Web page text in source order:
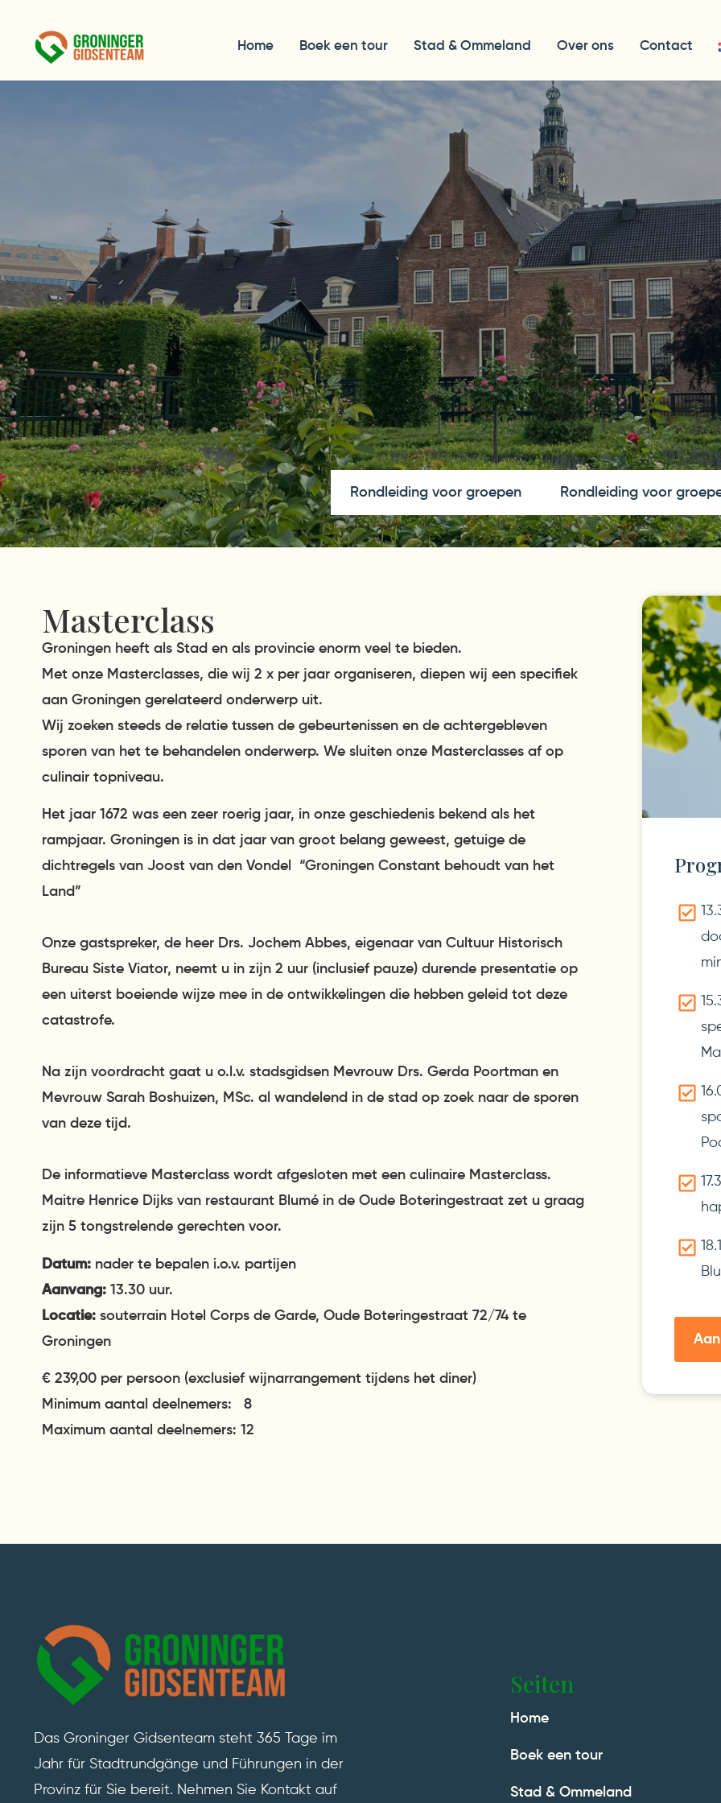
Home Boek een tour Stad & Ommeland Over ons Contact
Rondleiding voor groepen Rondleiding voor
Masterclass
Groningen heeft als Stad en als provincie enorm veel te bieden.
Met onze Masterclasses, die wij 2 x per jaar organiseren, diepen wij een specifiek
aan Groningen gerelateerd onderwerp uit.
Wij zoeken steeds de relatie tussen de gebeurtenissen en de achtergebleven
sporen van het te behandelen onderwerp. We sluiten onze Masterclasses af op
culinair topniveau.
Het jaar 1672 was een zeer roerig jaar, in onze geschiedenis bekend als het
rampjaar. Groningen is in dat jaar van groot belang geweest, getuige de
dichtregels van Joost van den Vondel “Groningen Constant behoudt van het
Land”
Onze gastspreker, de heer Drs. Jochem Abbes, eigenaar van Cultuur Historisch
Bureau Siste Viator, neemt u in zijn 2 uur (inclusief pauze) durende presentatie op
een uiterst boeiende wijze mee in de ontwikkelingen die hebben geleid tot deze
catastrofe.
Na zijn voordracht gaat u o.l.v. stadsgidsen Mevrouw Drs. Gerda Poortman en
Mevrouw Sarah Boshuizen, MSc. al wandelend in de stad op zoek naar de sporen
van deze tijd.
De informatieve Masterclass wordt afgesloten met een culinaire Masterclass.
Maitre Henrice Dijks van restaurant Blumé in de Oude Boteringestraat zet u graag
zijn 5 tongstrelende gerechten voor.
Datum: nader te bepalen i.o.v. partijen
Aanvang: 13.30 uur.
Locatie: souterrain Hotel Corps de Garde, Oude Boteringestraat 72/74 te
Groningen
€ 239,00 per persoon (exclusief wijnarrangement tijdens het diner)
Minimum aantal deelnemers: 8
Maximum aantal deelnemers: 12
Das Groninger Gidsenteam steht 365 Tage im
Jahr für Stadtrundgänge und Führungen in der
Provinz für Sie bereit. Nehmen Sie Kontakt auf
Seiten
Home
Boek een tour
Stad & Ommeland